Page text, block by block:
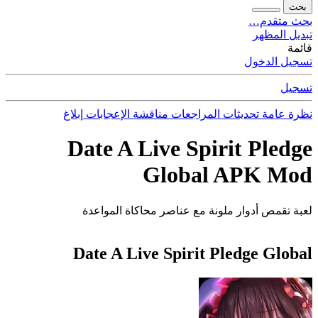
بحث
بحث متقدم…
تبديل المظهر
قائمة
تسجيل الدخول
تسجيل
نظرة عامة تحديثات المراجعات مناقشة الإعجابات إبلاغ
Date A Live Spirit Pledge
Global APK Mod
لعبة تقمص أدوار ملونة مع عناصر محاكاة المواعدة
Date A Live Spirit Pledge Global